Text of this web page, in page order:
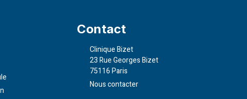
Contact
Clinique Bizet
23 Rue Georges Bizet
75116 Paris
Nous contacter